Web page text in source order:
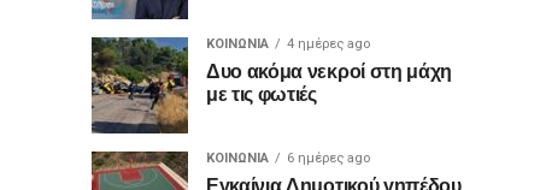
στο
Κάστρο
της
Κάστρο
της
Ναυπάκτου,
θεατρική
παράσταση «Ίων
του
ΚΟΙΝΩΝΙΑ 4 ημέρες ago
Δυο ακόμα νεκροί στη μάχη
με τις φωτιές
ΚΟΙΝΩΝΙΑ 6 ημέρες ago
Εγκαίνια Δημοτικού γηπέδου